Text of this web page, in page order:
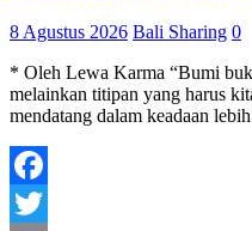
8 Agustus 2026 Bali Sharing 0
* Oleh Lewa Karma “Bumi
melainkan titipan yang harus
mendatang dalam keadaan
Facebook